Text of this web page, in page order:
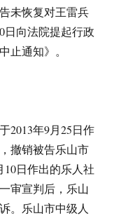
未恢复对王雷兵
日向法院提起行政
止通知》。
年9月25日作
撤销被告乐山市
10日作出的乐人社
审宣判后，乐山
。乐山市中级人